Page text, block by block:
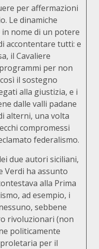
per affermazioni
Le dinamiche
nome di un potere
accontentare tutti: e
il Cavaliere
per non
il sostegno
alla giustizia, e i
dalle valli padane
alterni, una volta
compromessi
federalismo.
due autori siciliani,
Verdi ha assunto
alla Prima
ad esempio, i
sebbene
rivoluzionari (non
politicamente
per il